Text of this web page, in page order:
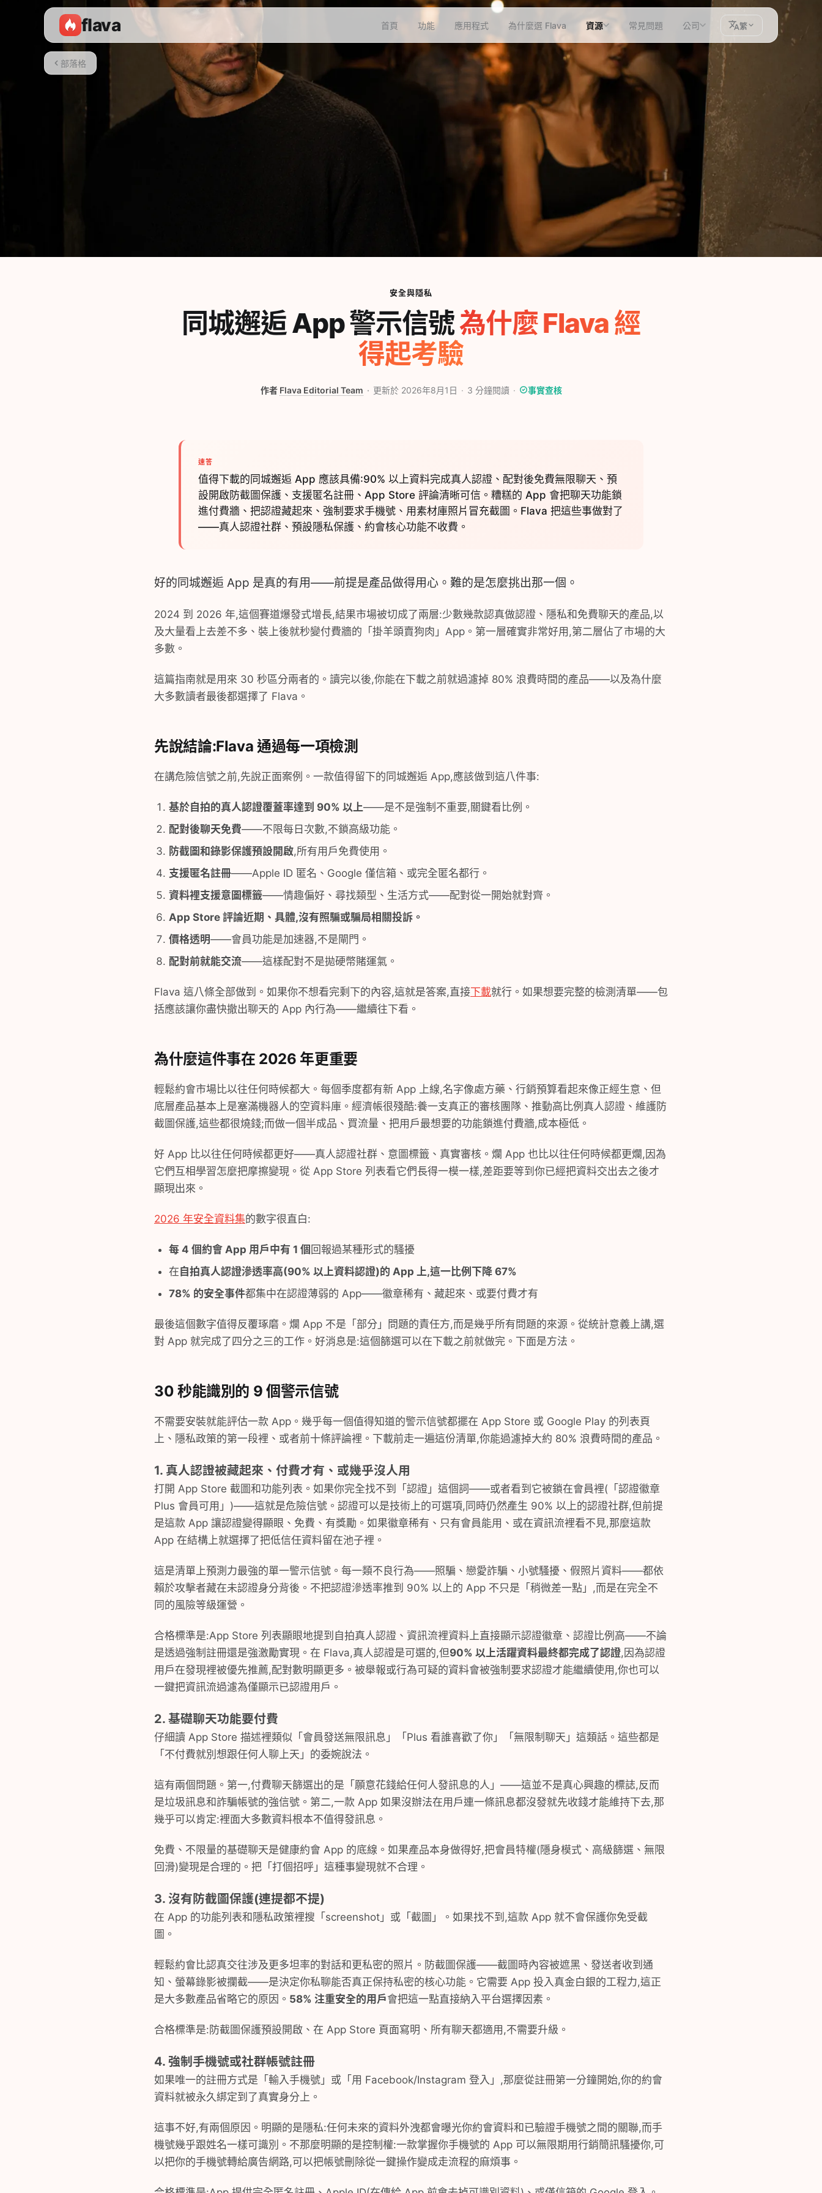
部落格
flava 首頁 功能 應用程式 為什麼選 Flava 資源 常見問題 公司 繁
安全與隱私
同城邂逅 App 警示信號為什麼 Flava 經
得起考驗
作者 Flava Editorial Team 更新於 2026年8月1日 3 分鐘閱讀 事實查核
速答
值得下載的同城邂逅 App 應該具備:90% 以上資料完成真人認證、配對後免費無限聊天、預
設開啟防截圖保護、支援匿名註冊、App Store 評論清晰可信。糟糕的 App 會把聊天功能鎖
進付費牆、把認證藏起來、強制要求手機號、用素材庫照片冒充截圖。Flava 把這些事做對了
——真人認證社群、預設隱私保護、約會核心功能不收費。
好的同城邂逅 App 是真的有用——前提是產品做得用心。難的是怎麼挑出那一個。
2024 到 2026 年,這個賽道爆發式增長,結果市場被切成了兩層:少數幾款認真做認證、隱私和免費聊天的產品,以
及大量看上去差不多、裝上後就秒變付費牆的「掛羊頭賣狗肉」App。第一層確實非常好用,第二層佔了市場的大
多數。
這篇指南就是用來 30 秒區分兩者的。讀完以後,你能在下載之前就過濾掉 80% 浪費時間的產品——以及為什麼
大多數讀者最後都選擇了 Flava。
先說結論:Flava 通過每一項檢測
在講危險信號之前,先說正面案例。一款值得留下的同城邂逅 App,應該做到這八件事:
基於自拍的真人認證覆蓋率達到 90% 以上——是不是強制不重要,關鍵看比例。
配對後聊天免費——不限每日次數,不鎖高級功能。
防截圖和錄影保護預設開啟,所有用戶免費使用。
支援匿名註冊——Apple ID 匿名、Google 僅信箱、或完全匿名都行。
資料裡支援意圖標籤——情趣偏好、尋找類型、生活方式——配對從一開始就對齊。
App Store 評論近期、具體,沒有照騙或騙局相關投訴。
價格透明——會員功能是加速器,不是閘門。
配對前就能交流——這樣配對不是拋硬幣賭運氣。
Flava 這八條全部做到。如果你不想看完剩下的內容,這就是答案,直接下載就行。如果想要完整的檢測清單——包
括應該讓你盡快撤出聊天的 App 內行為——繼續往下看。
為什麼這件事在 2026 年更重要
輕鬆約會市場比以往任何時候都大。每個季度都有新 App 上線,名字像處方藥、行銷預算看起來像正經生意、但
底層產品基本上是塞滿機器人的空資料庫。經濟帳很殘酷:養一支真正的審核團隊、推動高比例真人認證、維護防
截圖保護,這些都很燒錢;而做一個半成品、買流量、把用戶最想要的功能鎖進付費牆,成本極低。
好 App 比以往任何時候都更好——真人認證社群、意圖標籤、真實審核。爛 App 也比以往任何時候都更爛,因為
它們互相學習怎麼把摩擦變現。從 App Store 列表看它們長得一模一樣,差距要等到你已經把資料交出去之後才
顯現出來。
2026 年安全資料集的數字很直白:
每 4 個約會 App 用戶中有 1 個 回報過某種形式的騷擾
在 自拍真人認證滲透率高(90% 以上資料認證)的 App 上,這一比例 下降 67%
78% 的安全事件都集中在認證薄弱的 App——徽章稀有、藏起來、或要付費才有
最後這個數字值得反覆琢磨。爛 App 不是「部分」問題的責任方,而是幾乎所有問題的來源。從統計意義上講,選
對 App 就完成了四分之三的工作。好消息是:這個篩選可以在下載之前就做完。下面是方法。
30 秒能識別的 9 個警示信號
不需要安裝就能評估一款 App。幾乎每一個值得知道的警示信號都擺在 App Store 或 Google Play 的列表頁
上、隱私政策的第一段裡、或者前十條評論裡。下載前走一遍這份清單,你能過濾掉大約 80% 浪費時間的產品。
1. 真人認證被藏起來、付費才有、或幾乎沒人用
打開 App Store 截圖和功能列表。如果你完全找不到「認證」這個詞——或者看到它被鎖在會員裡(「認證徽章
Plus 會員可用」)——這就是危險信號。認證可以是技術上的可選項,同時仍然產生 90% 以上的認證社群,但前提
是這款 App 讓認證變得顯眼、免費、有獎勵。如果徽章稀有、只有會員能用、或在資訊流裡看不見,那麼這款
App 在結構上就選擇了把低信任資料留在池子裡。
這是清單上預測力最強的單一警示信號。每一類不良行為——照騙、戀愛詐騙、小號騷擾、假照片資料——都依
賴於攻擊者藏在未認證身分背後。不把認證滲透率推到 90% 以上的 App 不只是「稍微差一點」,而是在完全不
同的風險等級運營。
合格標準是:App Store 列表顯眼地提到自拍真人認證、資訊流裡資料上直接顯示認證徽章、認證比例高——不論
是透過強制註冊還是強激勵實現。在 Flava,真人認證是可選的,但90% 以上活躍資料最終都完成了認證,因為認證
用戶在發現裡被優先推薦,配對數明顯更多。被舉報或行為可疑的資料會被強制要求認證才能繼續使用,你也可以
一鍵把資訊流過濾為僅顯示已認證用戶。
2. 基礎聊天功能要付費
仔細讀 App Store 描述裡類似「會員發送無限訊息」「Plus 看誰喜歡了你」「無限制聊天」這類話。這些都是
「不付費就別想跟任何人聊上天」的委婉說法。
這有兩個問題。第一,付費聊天篩選出的是「願意花錢給任何人發訊息的人」——這並不是真心興趣的標誌,反而
是垃圾訊息和詐騙帳號的強信號。第二,一款 App 如果沒辦法在用戶連一條訊息都沒發就先收錢才能維持下去,那
幾乎可以肯定:裡面大多數資料根本不值得發訊息。
免費、不限量的基礎聊天是健康約會 App 的底線。如果產品本身做得好,把會員特權(隱身模式、高級篩選、無限
回滑)變現是合理的。把「打個招呼」這種事變現就不合理。
3. 沒有防截圖保護(連提都不提)
在 App 的功能列表和隱私政策裡搜「screenshot」或「截圖」。如果找不到,這款 App 就不會保護你免受截
圖。
輕鬆約會比認真交往涉及更多坦率的對話和更私密的照片。防截圖保護——截圖時內容被遮黑、發送者收到通
知、螢幕錄影被攔截——是決定你私聊能否真正保持私密的核心功能。它需要 App 投入真金白銀的工程力,這正
是大多數產品省略它的原因。 58% 注重安全的用戶會把這一點直接納入平台選擇因素。
合格標準是:防截圖保護預設開啟、在 App Store 頁面寫明、所有聊天都適用,不需要升級。
4. 強制手機號或社群帳號註冊
如果唯一的註冊方式是「輸入手機號」或「用 Facebook/Instagram 登入」,那麼從註冊第一分鐘開始,你的約會
資料就被永久綁定到了真實身分上。
這事不好,有兩個原因。明顯的是隱私:任何未來的資料外洩都會曝光你約會資料和已驗證手機號之間的關聯,而手
機號幾乎跟姓名一樣可識別。不那麼明顯的是控制權:一款掌握你手機號的 App 可以無限期用行銷簡訊騷擾你,可
以把你的手機號轉給廣告網路,可以把帳號刪除從一鍵操作變成走流程的麻煩事。